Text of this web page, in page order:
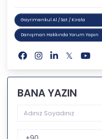
Gayrimenkul Al / Sat / Kirala
Danışman Hakkında Yorum Yapın
BANA YAZIN
Telefon Kodu